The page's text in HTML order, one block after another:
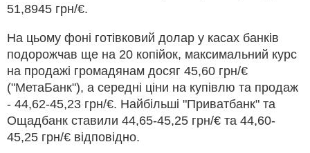
51,8945 грн/€.
На цьому фоні готівковий долар у касах банків
подорожчав ще на 20 копійок, максимальний курс
на продажі громадянам досяг 45,60 грн/€
("МетаБанк"), а середні ціни на купівлю та продаж
- 44,62-45,23 грн/€. Найбільші "Приватбанк" та
Ощадбанк ставили 44,65-45,25 грн/€ та 44,60-
45,25 грн/€ відповідно.